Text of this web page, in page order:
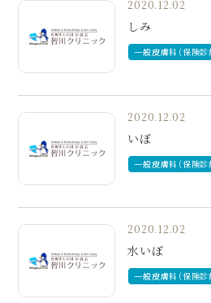
2020.12.02
しみ
一般皮膚科（保険診
2020.12.02
いぼ
一般皮膚科（保険診
2020.12.02
水いぼ
一般皮膚科（保険診